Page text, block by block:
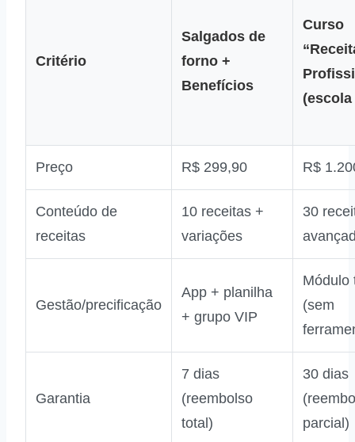
Critério
Salgados de
forno +
Benefícios
Curso
(escola
Preço R$ 299,90 R$
Conteúdo de
receitas
10 receitas +
variações
30
Gestão/precificação
App + planilha
+ grupo VIP
Módulo
(sem
Garantia
7 dias
(reembolso
total)
30 dias
parcial)